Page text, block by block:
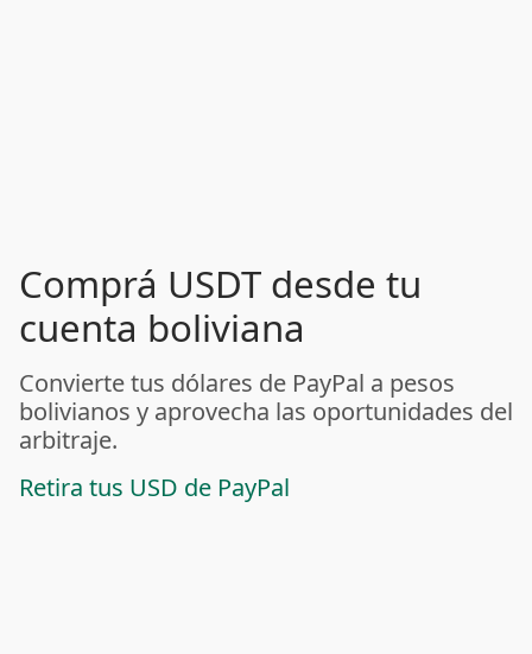
Comprá USDT desde tu
cuenta boliviana
Convierte tus dólares de PayPal a pesos
bolivianos y aprovecha las oportunidades del
arbitraje.
Retira tus USD de PayPal